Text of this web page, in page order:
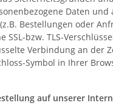
Daten und
Bestellungen oder
SSL-bzw. TLS-
Verbindung an der
Symbol in Ihrer
auf unserer